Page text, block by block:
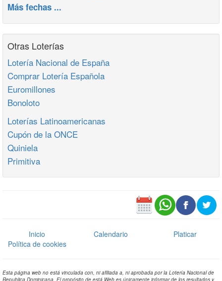
Más fechas ...
Otras Loterías
Lotería Nacional de España
Comprar Lotería Española
Euromillones
Bonoloto
Loterías Latinoamericanas
Cupón de la ONCE
Quiniela
Primitiva
Inicio Calendario
Platicar
Política de cookies
Esta página web no está vinculada con, ni afiliada a, ni aprobada por la Lotería Nacional de
Republica Dominicana. El propósito de está Web es únicamente informar de los resultados y